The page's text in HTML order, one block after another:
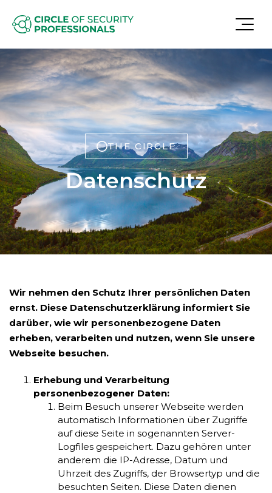
THE CIRCLE
Datenschutz
Wir nehmen den Schutz Ihrer persönlichen Daten
ernst. Diese Datenschutzerklärung informiert Sie
darüber, wie wir personenbezogene Daten
erheben, verarbeiten und nutzen, wenn Sie unsere
Webseite besuchen.
Erhebung und Verarbeitung
personenbezogener Daten:
Beim Besuch unserer Webseite werden
automatisch Informationen über Zugriffe
auf diese Seite in sogenannten Server-
Logfiles gespeichert. Dazu gehören unter
anderem die IP-Adresse, Datum und
Uhrzeit des Zugriffs, der Browsertyp und die
besuchten Seiten. Diese Daten dienen